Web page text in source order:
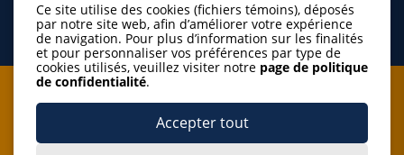
Je m'abonne à l'infolettre
Ce site utilise des cookies (fichiers témoins), déposés
par notre site web, afin d’améliorer votre expérience
de navigation. Pour plus d’information sur les finalités
et pour personnaliser vos préférences par type de
cookies utilisés, veuillez visiter notre page de politique
de confidentialité.
Accepter tout